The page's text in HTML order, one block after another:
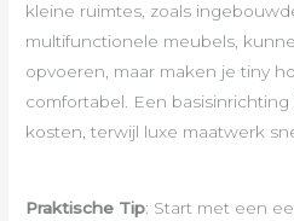
kleine ruimtes, zoals
multifunctionele meubels,
opvoeren, maar maken je tiny
comfortabel. Een
kosten, terwijl luxe maatwerk
Praktische Tip: Start met een